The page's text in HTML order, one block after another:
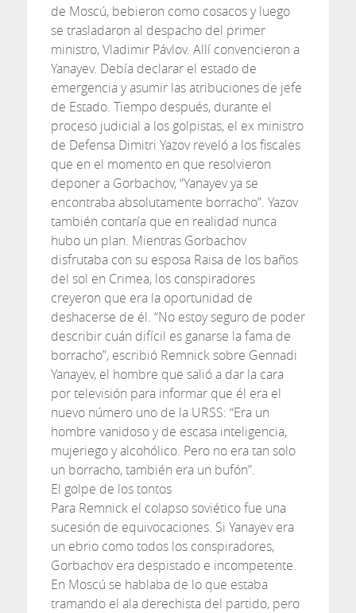
de Moscú, bebieron como cosacos y luego
se trasladaron al despacho del primer
ministro, Vladimir Pávlov. Allí convencieron a
Yanayev. Debía declarar el estado de
emergencia y asumir las atribuciones de jefe
de Estado. Tiempo después, durante el
proceso judicial a los golpistas, el ex ministro
de Defensa Dimitri Yazov reveló a los fiscales
que en el momento en que resolvieron
deponer a Gorbachov, “Yanayev ya se
encontraba absolutamente borracho”. Yazov
también contaría que en realidad nunca
hubo un plan. Mientras Gorbachov
disfrutaba con su esposa Raisa de los baños
del sol en Crimea, los conspiradores
creyeron que era la oportunidad de
deshacerse de él. “No estoy seguro de poder
describir cuán difícil es ganarse la fama de
borracho”, escribió Remnick sobre Gennadi
Yanayev, el hombre que salió a dar la cara
por televisión para informar que él era el
nuevo número uno de la URSS: “Era un
hombre vanidoso y de escasa inteligencia,
mujeriego y alcohólico. Pero no era tan solo
un borracho, también era un bufón”.
El golpe de los tontos
Para Remnick el colapso soviético fue una
sucesión de equivocaciones. Si Yanayev era
un ebrio como todos los conspiradores,
Gorbachov era despistado e incompetente.
En Moscú se hablaba de lo que estaba
tramando el ala derechista del partido, pero